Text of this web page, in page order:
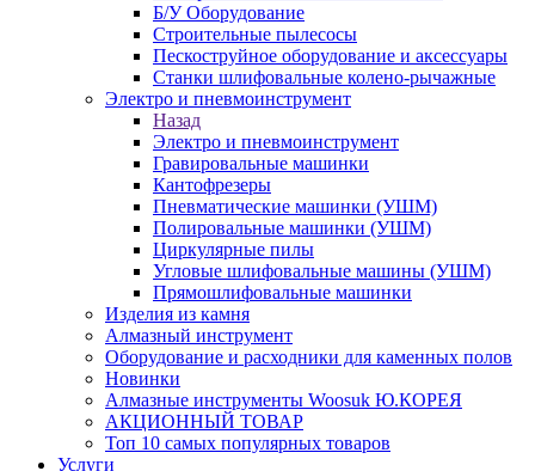
Б/У Оборудование
Строительные пылесосы
Пескоструйное оборудование и аксессуары
Станки шлифовальные колено-рычажные
Электро и пневмоинструмент
Назад
Электро и пневмоинструмент
Гравировальные машинки
Кантофрезеры
Пневматические машинки (УШМ)
Полировальные машинки (УШМ)
Циркулярные пилы
Угловые шлифовальные машины (УШМ)
Прямошлифовальные машинки
Изделия из камня
Алмазный инструмент
Оборудование и расходники для каменных полов
Новинки
Алмазные инструменты Woosuk Ю.КОРЕЯ
АКЦИОННЫЙ ТОВАР
Топ 10 самых популярных товаров
Услуги